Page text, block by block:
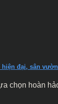
đại, sân
chọn hoàn